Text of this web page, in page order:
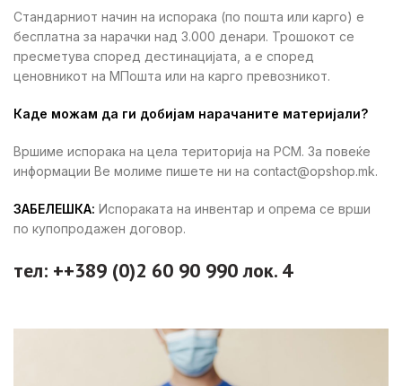
Стандарниот начин на испорака (по пошта или карго) е
бесплатна за нарачки над 3.000 денари. Трошокот се
пресметува според дестинацијата, а е според
ценовникот на МПошта или на карго превозникот.
Каде можам да ги добијам нарачаните материјали?
Вршиме испорака на цела територија на РСМ. За повеќе
информации Ве молиме пишете ни на contact@opshop.mk.
ЗАБЕЛЕШКА: Испораката на инвентар и опрема се врши
по купопродажен договор.
тел: ++389 (0)2 60 90 990 лок. 4